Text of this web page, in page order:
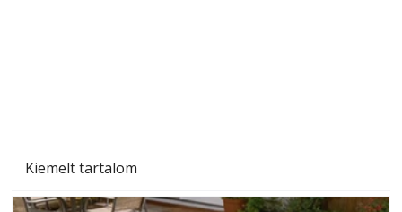
Kiemelt tartalom